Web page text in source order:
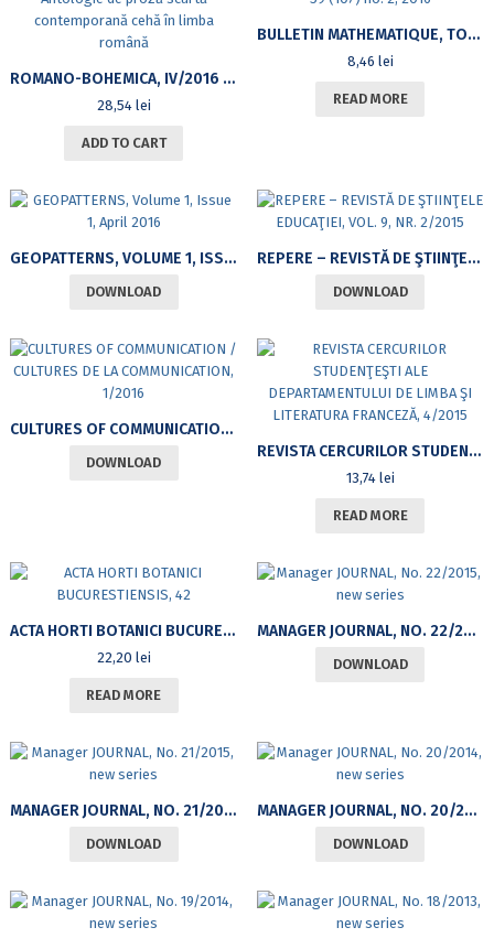
ROMANO-BOHEMICA, IV/2016 ANTOLOGIE DE PROZĂ SCURTĂ CONTEMPORANĂ CEHĂ ÎN LIMBA ROMÂNĂ
28,54 lei
ADD TO CART
BULLETIN MATHEMATIQUE, TOME 59 (107) NO. 2, 2016
8,46 lei
READ MORE
GEOPATTERNS, VOLUME 1, ISSUE 1, APRIL 2016
DOWNLOAD
REPERE – REVISTĂ DE ŞTIINŢELE EDUCAŢIEI, VOL. 9, NR. 2/2015
DOWNLOAD
CULTURES OF COMMUNICATION / CULTURES DE LA COMMUNICATION, 1/2016
DOWNLOAD
REVISTA CERCURILOR STUDENŢEŞTI ALE DEPARTAMENTULUI DE LIMBA ŞI LITERATURA FRANCEZĂ, 4/2015
13,74 lei
READ MORE
ACTA HORTI BOTANICI BUCURESTIENSIS, 42
22,20 lei
READ MORE
MANAGER JOURNAL, NO. 22/2015, NEW SERIES
DOWNLOAD
MANAGER JOURNAL, NO. 21/2015, NEW SERIES
DOWNLOAD
MANAGER JOURNAL, NO. 20/2014, NEW SERIES
DOWNLOAD